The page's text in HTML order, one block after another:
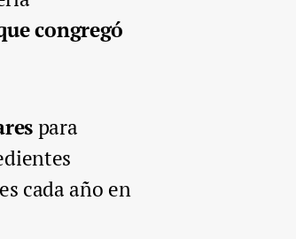
congregó
para
cada año en